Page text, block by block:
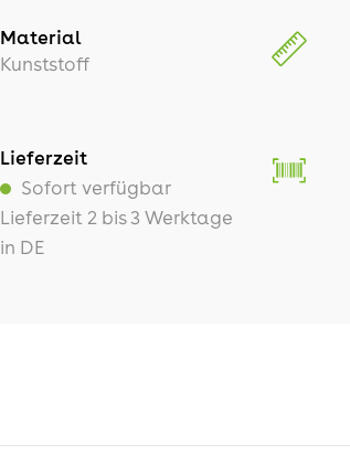
Material
Kunststoff
Lieferzeit
Sofort verfügbar
Lieferzeit 2 bis 3 Werktage
in DE